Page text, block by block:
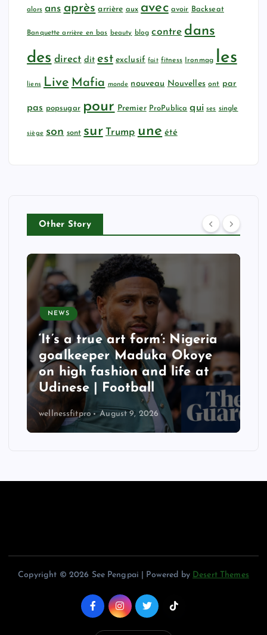
alors ans après arrière aux avec avoir Backseat
Banquette arrière en bas beauty blog contre dans
des direct dit est exclusif fait fitness Ironmag les
liens Live Mafia monde nouveau Nouvelles ont par
pas popsugar pour Premier ProPublica qui ses single
siège son sont sur Trump une été
Other Story
NEWS
‘It’s a true art form’: Nigeria
goalkeeper Maduka Okoye
on high fashion and life at
Udinese | Football
wellnessfitpro August 9, 2026
Copyright © 2026 See Pengpai | Powered by Desert Themes